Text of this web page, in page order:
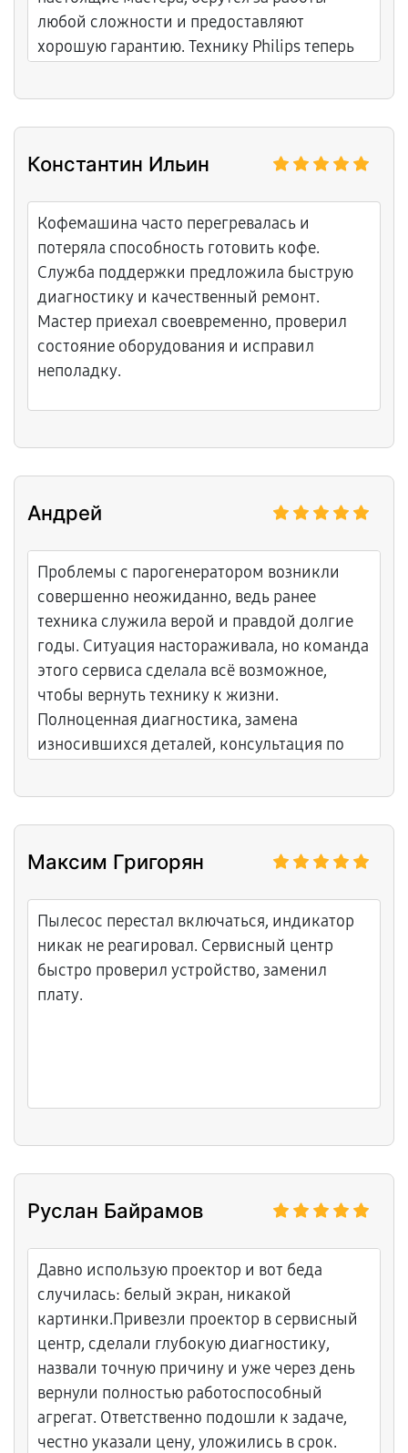
любой сложности и предоставляют
хорошую гарантию. Технику Philips теперь
Константин Ильин
Кофемашина часто перегревалась и
потеряла способность готовить кофе.
Служба поддержки предложила быструю
диагностику и качественный ремонт.
Мастер приехал своевременно, проверил
состояние оборудования и исправил
неполадку.
Андрей
Проблемы с парогенератором возникли
совершенно неожиданно, ведь ранее
техника служила верой и правдой долгие
годы. Ситуация настораживала, но команда
этого сервиса сделала всё возможное,
чтобы вернуть технику к жизни.
Полноценная диагностика, замена
износившихся деталей, консультация по
максимально комфортно и добросовестно.
Максим Григорян
Пылесос перестал включаться, индикатор
никак не реагировал. Сервисный центр
быстро проверил устройство, заменил
плату.
Руслан Байрамов
Давно использую проектор и вот беда
случилась: белый экран, никакой
картинки.Привезли проектор в сервисный
центр, сделали глубокую диагностику,
назвали точную причину и уже через день
вернули полностью работоспособный
агрегат. Ответственно подошли к задаче,
честно указали цену, уложились в срок.